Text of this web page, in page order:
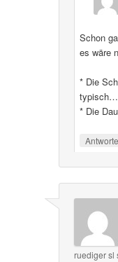
Schon
es wäre
* Die
typisch…
* Die
ruediger sl